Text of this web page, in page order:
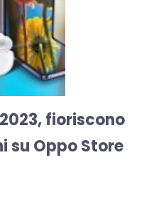
fioriscono
su Oppo Store